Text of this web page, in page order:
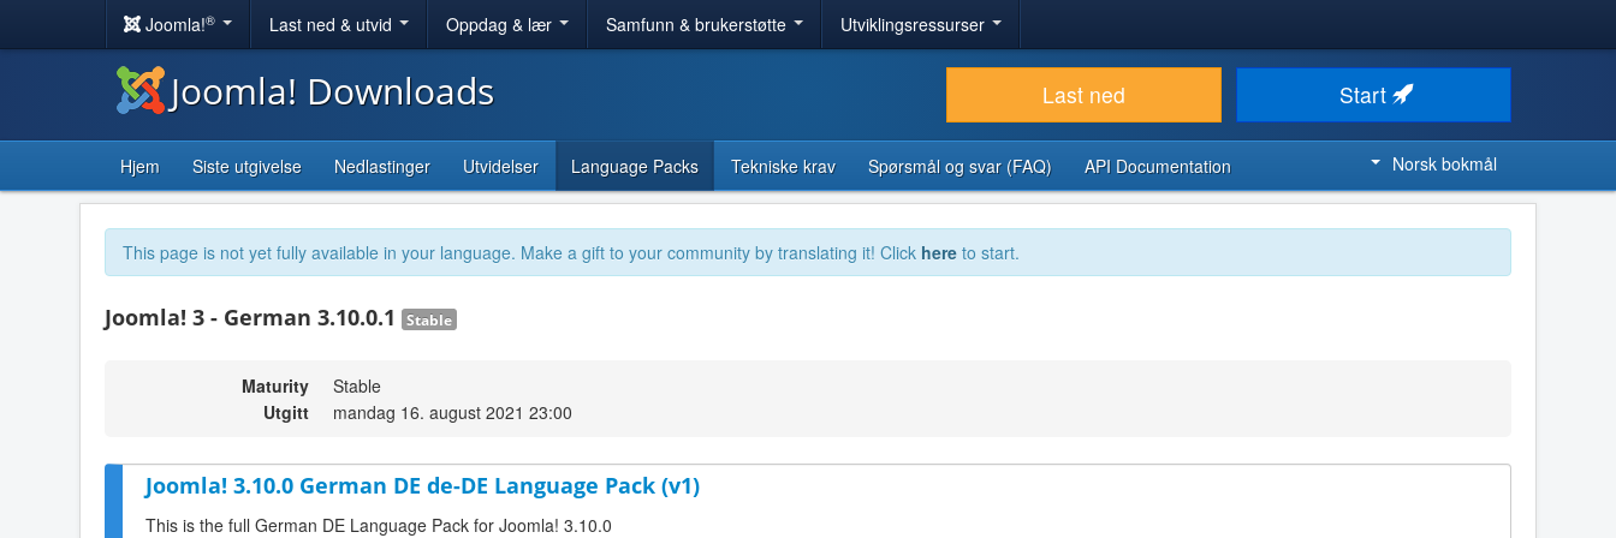
Joomla!® Last ned & utvid Oppdag & lær Samfunn & brukerstøtte Utviklingsressurser
Joomla! Downloads Last ned Start
Hjem Siste utgivelse Nedlastinger Utvidelser Language Packs Tekniske krav Spørsmål og svar (FAQ) API Documentation Norsk bokmål
This page is not yet fully available in your language. Make a gift to your community by translating it! Click here to start.
Joomla! 3 - German 3.10.0.1 Stable
Maturity
Stable
Utgitt
mandag 16. august 2021 23:00
Joomla! 3.10.0 German DE de-DE Language Pack (v1)
This is the full German DE Language Pack for Joomla! 3.10.0